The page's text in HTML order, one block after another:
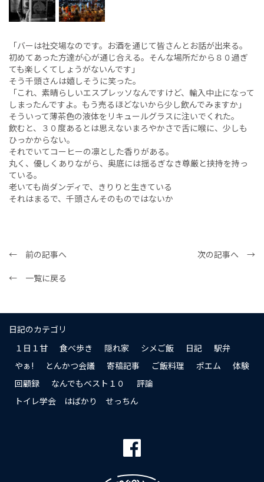
「バーは社交場なのです。お酒を通じて皆さんとお話が出来る。
初めてあった方達が心が通じ合える。そんな場所だから８０過ぎ
ても楽しくてしょうがないんです」
そう千頭さんは嬉しそうに笑った。
「これ、素晴らしいエスプレッソなんですけど、輸入中止になって
しまったんですよ。もう売るほどないから少し飲んでみますか」
そういって薄茶色の液体をリキュールグラスに注いでくれた。
飲むと、３０度あるとは思えないまろやかさで舌に喉に、少しも
ひっかからない。
それでいてコーヒーの凛とした香りがある。
丸く、優しくありながら、奥底には揺るぎなき尊厳と挟持を持っ
ている。
老いても尚ダンディで、きりりと生きている
それはまるで、千頭さんそのものではないか
← 前の記事へ
次の記事へ →
← 一覧に戻る
日記のカテゴリ
１日１甘
食べ歩き 隠れ家 シメご飯 日記
駅弁
やぁ!
とんかつ会議 寄稿記事 ご飯料理 ポエム
体験
回顧録
なんでもベスト１０
評論
トイレ学会 はばかり せっちん